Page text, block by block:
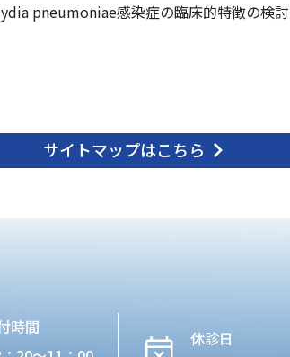
pneumoniae感染症の臨床的特徴の検討
サイトマップはこちら
時間
休診日